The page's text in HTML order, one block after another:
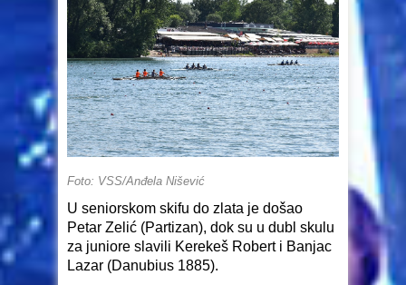
Foto: VSS/Anđela Nišević
U seniorskom skifu do zlata je došao
Petar Zelić (Partizan), dok su u dubl skulu
za juniore slavili Kerekeš Robert i Banjac
Lazar (Danubius 1885).